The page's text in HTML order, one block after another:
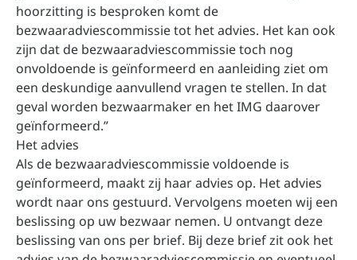
hoorzitting is besproken komt de
bezwaaradviescommissie tot het advies. Het kan ook
zijn dat de bezwaaradviescommissie toch nog
onvoldoende is geïnformeerd en aanleiding ziet om
een deskundige aanvullend vragen te stellen. In dat
geval worden bezwaarmaker en het IMG daarover
geïnformeerd.”
Het advies
Als de bezwaaradviescommissie voldoende is
geïnformeerd, maakt zij haar advies op. Het advies
wordt naar ons gestuurd. Vervolgens moeten wij een
beslissing op uw bezwaar nemen. U ontvangt deze
beslissing van ons per brief. Bij deze brief zit ook het